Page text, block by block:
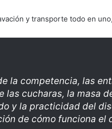
y transporte todo en
la competencia, las
las cucharas, la masa
y la practicidad del
de cómo funciona el